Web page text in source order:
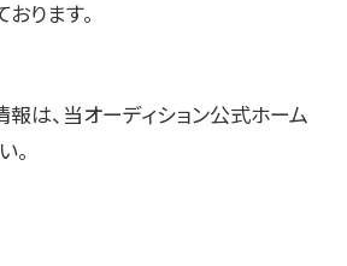
ります。
は、当オーディション公式ホーム
。